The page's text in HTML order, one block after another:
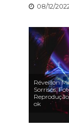
08/12/
Réveillon
Sorrisos.
ok